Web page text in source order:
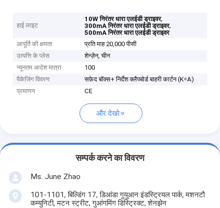
हाई लाइट
10W निरंतर धारा एलईडी ड्राइवर,
300mA निरंतर धारा एलईडी ड्राइवर,
500mA निरंतर धारा एलईडी ड्राइवर
आपूर्ति की क्षमता
प्रति माह 20,000 पीसी
उत्पत्ति के प्लेस
शेन्ज़ेन, चीन
न्यूनतम आदेश मात्रा
100
पैकेजिंग विवरण
सफ़ेद बॉक्स+ निर्देश क्लैपबोर्ड बाहरी कार्टन (K=A)
प्रमाणन
CE
और देखो
सम्पर्क करने का विवरण
Ms. June Zhao
101-1101, बिल्डिंग 17, डिआंडा गुयुआन इंडस्ट्रियल पार्क, मशनटौ
कम्युनिटी, मटन स्ट्रीट, गुआंगमिंग डिस्ट्रिक्ट, शेनझेन